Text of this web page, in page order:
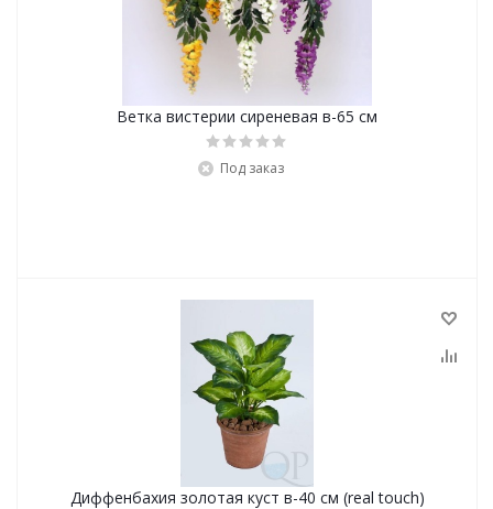
Ветка вистерии сиреневая в-65 см
Под заказ
Диффенбахия золотая куст в-40 см (real touch)